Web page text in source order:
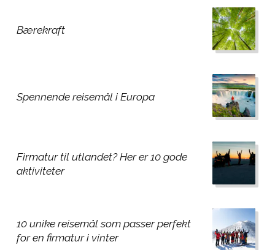
Bærekraft
Spennende reisemål i Europa
Firmatur til utlandet? Her er 10 gode
aktiviteter
10 unike reisemål som passer perfekt
for en firmatur i vinter